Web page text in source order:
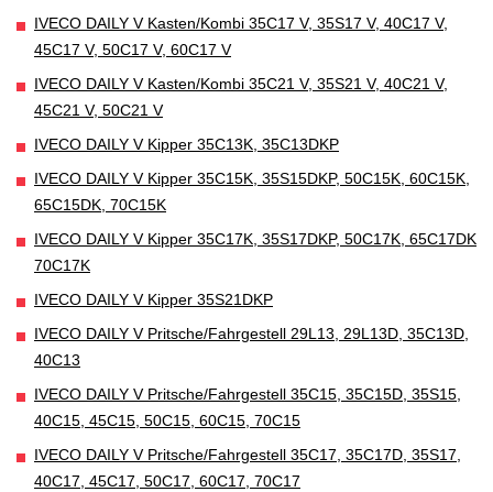
IVECO DAILY V Kasten/Kombi 35C17 V, 35S17 V, 40C17 V,
45C17 V, 50C17 V, 60C17 V
IVECO DAILY V Kasten/Kombi 35C21 V, 35S21 V, 40C21 V,
45C21 V, 50C21 V
IVECO DAILY V Kipper 35C13K, 35C13DKP
IVECO DAILY V Kipper 35C15K, 35S15DKP, 50C15K, 60C15K,
65C15DK, 70C15K
IVECO DAILY V Kipper 35C17K, 35S17DKP, 50C17K, 65C17DK
70C17K
IVECO DAILY V Kipper 35S21DKP
IVECO DAILY V Pritsche/Fahrgestell 29L13, 29L13D, 35C13D,
40C13
IVECO DAILY V Pritsche/Fahrgestell 35C15, 35C15D, 35S15,
40C15, 45C15, 50C15, 60C15, 70C15
IVECO DAILY V Pritsche/Fahrgestell 35C17, 35C17D, 35S17,
40C17, 45C17, 50C17, 60C17, 70C17